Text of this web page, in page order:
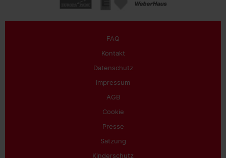
FAQ
Kontakt
Datenschutz
Impressum
AGB
Cookie
Presse
Satzung
Kinderschutz